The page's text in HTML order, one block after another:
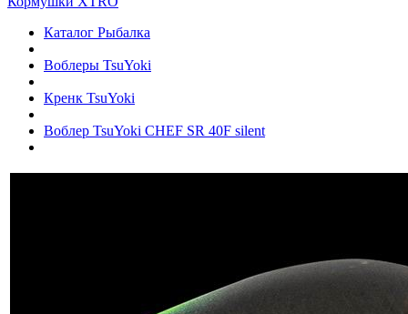
Каталог Рыбалка
Воблеры TsuYoki
Кренк TsuYoki
Воблер TsuYoki CHEF SR 40F silent